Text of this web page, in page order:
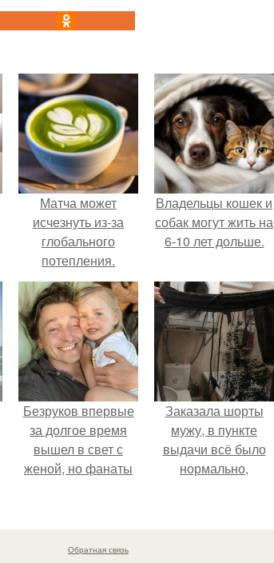
Матча может
исчезнуть из-за
глобального
потепления.
Владельцы кошек и
собак могут жить на
6-10 лет дольше.
Безруков впервые
за долгое время
вышел в свет с
женой, но фанаты
Анны: "какая она
скучная.
Заказала шорты
мужу, в пункте
выдачи всё было
нормально,
предвещало беды.
Обратная связь